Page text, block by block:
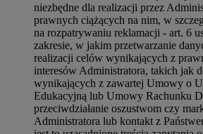
niezbędne dla realizacji przez
prawnych ciążących na nim, w
na rozpatrywaniu reklamacji - art. 6
zakresie, w jakim przetwarzanie
realizacji celów wynikających z
interesów Administratora, takich jak
wynikających z zawartej Umowy o
Edukacyjną lub Umowy Rachunku
przeciwdziałanie oszustwom czy
Administratora lub kontakt z